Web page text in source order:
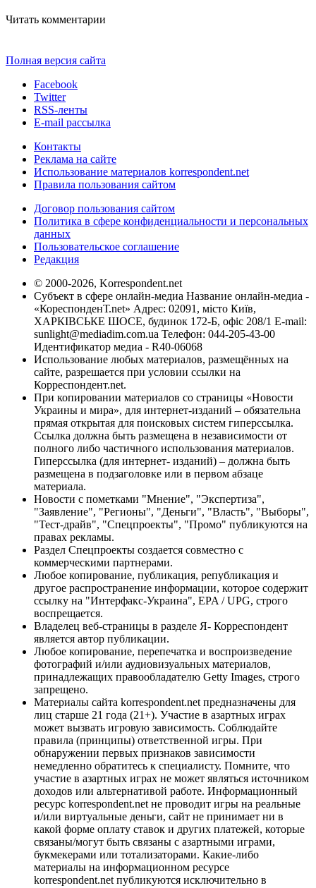
Читать комментарии
Полная версия сайта
Facebook
Twitter
RSS-ленты
E-mail рассылка
Контакты
Реклама на сайте
Использование материалов korrespondent.net
Правила пользования сайтом
Договор пользования сайтом
Политика в сфере конфиденциальности и персональных
данных
Пользовательское соглашение
Редакция
© 2000-2026, Korrespondent.net
Субъект в сфере онлайн-медиа Название онлайн-медиа -
«КореспонденТ.net» Адрес: 02091, місто Київ,
ХАРКІВСЬКЕ ШОСЕ, будинок 172-Б, офіс 208/1 E-mail:
sunlight@mediadim.com.ua Телефон: 044-205-43-00
Идентификатор медиа - R40-06068
Использование любых материалов, размещённых на
сайте, разрешается при условии ссылки на
Корреспондент.net.
При копировании материалов со страницы «Новости
Украины и мира», для интернет-изданий – обязательна
прямая открытая для поисковых систем гиперссылка.
Ссылка должна быть размещена в независимости от
полного либо частичного использования материалов.
Гиперссылка (для интернет- изданий) – должна быть
размещена в подзаголовке или в первом абзаце
материала.
Новости с пометками "Мнение", "Экспертиза",
"Заявление", "Регионы", "Деньги", "Власть", "Выборы",
"Тест-драйв", "Спецпроекты", "Промо" публикуются на
правах рекламы.
Раздел Спецпроекты создается совместно с
коммерческими партнерами.
Любое копирование, публикация, републикация и
другое распространение информации, которое содержит
ссылку на "Интерфакс-Украина", EPA / UPG, строго
воспрещается.
Владелец веб-страницы в разделе Я- Корреспондент
является автор публикации.
Любое копирование, перепечатка и воспроизведение
фотографий и/или аудиовизуальных материалов,
принадлежащих правообладателю Getty Images, строго
запрещено.
Материалы сайта korrespondent.net предназначены для
лиц старше 21 года (21+). Участие в азартных играх
может вызвать игровую зависимость. Соблюдайте
правила (принципы) ответственной игры. При
обнаружении первых признаков зависимости
немедленно обратитесь к специалисту. Помните, что
участие в азартных играх не может являться источником
доходов или альтернативой работе. Информационный
ресурс korrespondent.net не проводит игры на реальные
и/или виртуальные деньги, сайт не принимает ни в
какой форме оплату ставок и других платежей, которые
связаны/могут быть связаны с азартными играми,
букмекерами или тотализаторами. Какие-либо
материалы на информационном ресурсе
korrespondent.net публикуются исключительно в